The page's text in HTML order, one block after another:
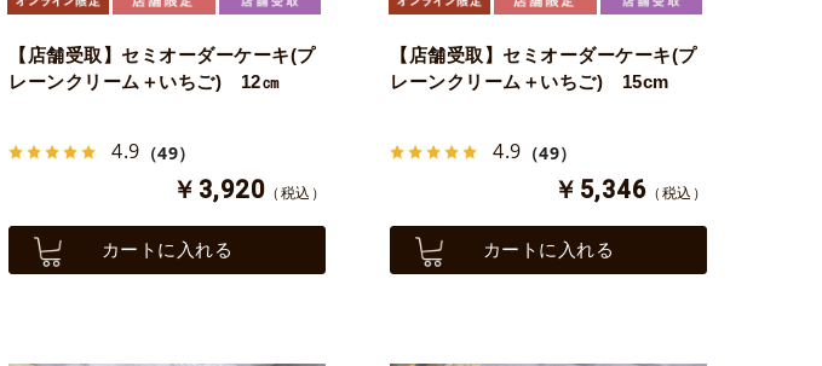
【店舗受取】セミオーダーケーキ(プ
レーンクリーム＋いちご) 12㎝
4.9 （49）
￥3,920 （税込）
カートに入れる
【店舗受取】セミオーダーケーキ(プ
レーンクリーム＋いちご) 15cm
4.9 （49）
￥5,346 （税込）
カートに入れる